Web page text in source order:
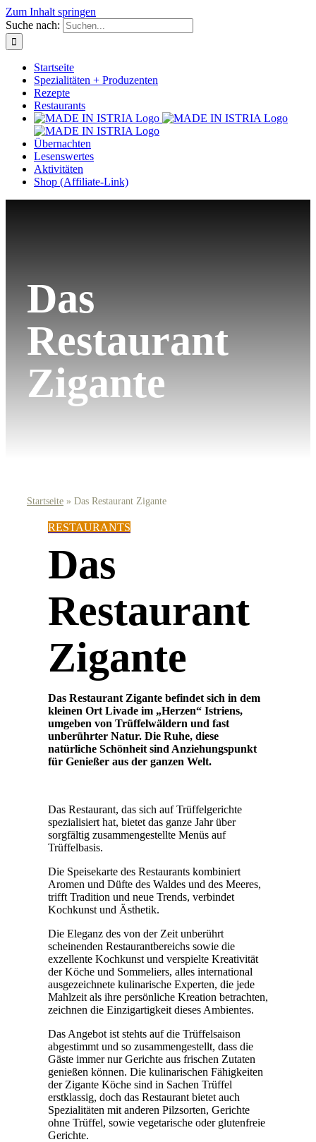
Zum Inhalt springen
Suche nach:
Startseite
Spezialitäten + Produzenten
Rezepte
Restaurants
Übernachten
Lesenswertes
Aktivitäten
Shop (Affiliate-Link)
Das
Restaurant
Zigante
Startseite» Das Restaurant Zigante
RESTAURANTS
Das
Restaurant
Zigante
Das Restaurant Zigante befindet sich in dem
kleinen Ort Livade im „Herzen“ Istriens,
umgeben von Trüffelwäldern und fast
unberührter Natur. Die Ruhe, diese
natürliche Schönheit sind Anziehungspunkt
für Genießer aus der ganzen Welt.
Das Restaurant, das sich auf Trüffelgerichte
spezialisiert hat, bietet das ganze Jahr über
sorgfältig zusammengestellte Menüs auf
Trüffelbasis.
Die Speisekarte des Restaurants kombiniert
Aromen und Düfte des Waldes und des Meeres,
trifft Tradition und neue Trends, verbindet
Kochkunst und Ästhetik.
Die Eleganz des von der Zeit unberührt
scheinenden Restaurantbereichs sowie die
exzellente Kochkunst und verspielte Kreativität
der Köche und Sommeliers, alles international
ausgezeichnete kulinarische Experten, die jede
Mahlzeit als ihre persönliche Kreation betrachten,
zeichnen die Einzigartigkeit dieses Ambientes.
Das Angebot ist stehts auf die Trüffelsaison
abgestimmt und so zusammengestellt, dass die
Gäste immer nur Gerichte aus frischen Zutaten
genießen können. Die kulinarischen Fähigkeiten
der Zigante Köche sind in Sachen Trüffel
erstklassig, doch das Restaurant bietet auch
Spezialitäten mit anderen Pilzsorten, Gerichte
ohne Trüffel, sowie vegetarische oder glutenfreie
Gerichte.